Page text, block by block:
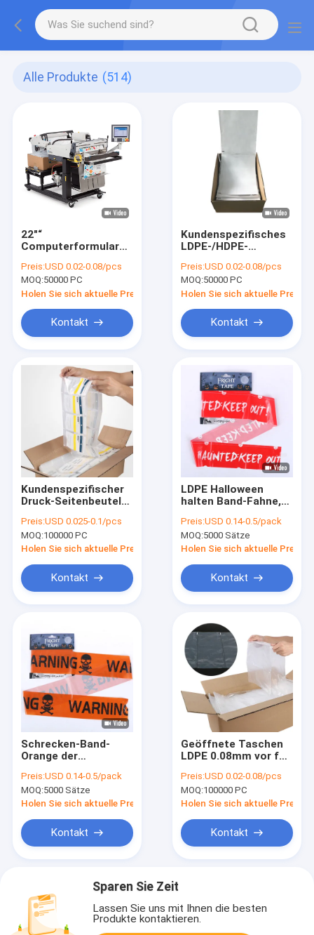
Alle Produkte (514)
22"“
Computerformular
LDPE-Plastikkurier
Bags
Preis:USD 0.02-0.08/pcs
MOQ:50000 PC
Holen Sie sich aktuelle Preis
Kontakt
Kundenspezifisches
LDPE-/HDPE-
öffnete vor Taschen
im Kasten
Preis:USD 0.02-0.08/pcs
MOQ:50000 PC
Holen Sie sich aktuelle Preis
Kontakt
Kundenspezifischer
Druck-Seitenbeutel
Taschen mit
Reißverschluss
Preis:USD 0.025-0.1/pcs
MOQ:100000 PC
Holen Sie sich aktuelle Preis
Kontakt
LDPE Halloween
halten Band-Fahne,
Halloween
Schrecken-Band ab
Preis:USD 0.14-0.5/pack
MOQ:5000 Sätze
Holen Sie sich aktuelle Preis
Kontakt
Schrecken-Band-
Orange der
starke Halloween, die
30ft Plastik warnt
Preis:USD 0.14-0.5/pack
MOQ:5000 Sätze
Holen Sie sich aktuelle Preis
Kontakt
Geöffnete Taschen
LDPE 0.08mm vor für
Revolutions-
Verpacken der
Lebensmittel
Preis:USD 0.02-0.08/pcs
MOQ:100000 PC
Holen Sie sich aktuelle Preis
Kontakt
Sparen Sie Zeit
Lassen Sie uns mit Ihnen die besten
Produkte kontaktieren.